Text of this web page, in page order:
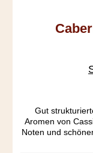
Gut
Aromen von
Noten und